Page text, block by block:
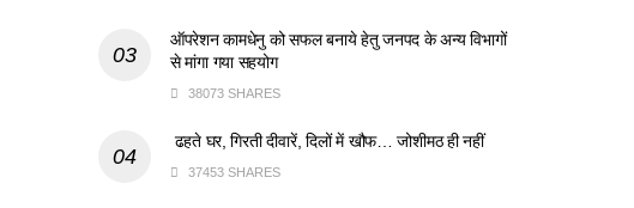
ऑपरेशन कामधेनु को सफल बनाये हेतु जनपद के अन्य विभागों
से मांगा गया सहयोग
38073 SHARES
ढहते घर, गिरती दीवारें, दिलों में खौफ… जोशीमठ ही नहीं
37453 SHARES